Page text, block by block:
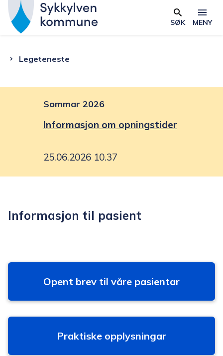
v
e
k
m
m
e
Skjema
SØK MENY
Du Legeteneste
Sommar 2026
Informasjon om opningstider
25.06.2026 10.37
Informasjon til pasient
Opent brev til våre pasientar
Praktiske opplysningar